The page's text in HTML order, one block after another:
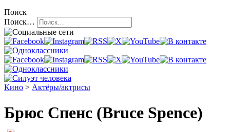
Поиск
Поиск…
Кино > Актёры/актрисы
Брюс Спенс (Bruce Spence)